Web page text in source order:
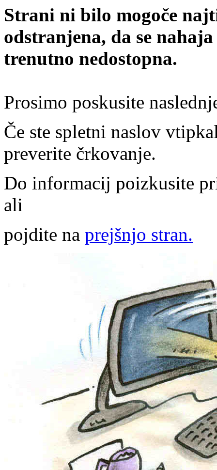
Strani ni bilo mogoče
odstranjena, da se
trenutno nedostopna.
Prosimo poskusite
Če ste spletni naslov
preverite črkovanje.
Do informacij poizkusite
ali
pojdite na prejšnjo stran.